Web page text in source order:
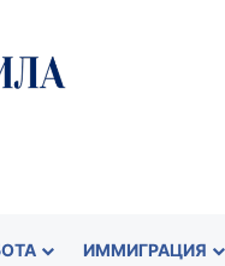
ИММИГРАЦИЯ